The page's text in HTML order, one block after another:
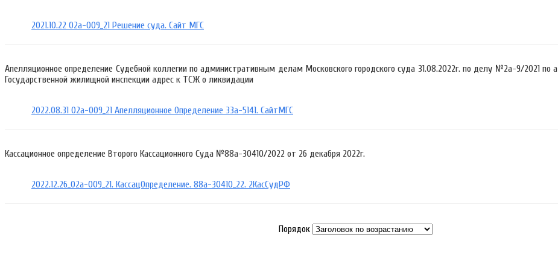
2021.10.22 02а-009_21 Решение суда. Сайт МГС
Апелляционное определение Судебной коллегии по административным делам Московского городского суда 31.08.2022г. по делу №2а-9/2021 по
Государственной жилищной инспекции адрес к ТСЖ о ликвидации
2022.08.31 02а-009_21 Апелляционное Определение 33а-5141. СайтМГС
Кассационное определение Второго Кассационного Суда №88а-30410/2022 от 26 декабря 2022г.
2022.12.26_02а-009_21. КассацОпределение. 88а-30410_22. 2КасСудРФ
Порядок